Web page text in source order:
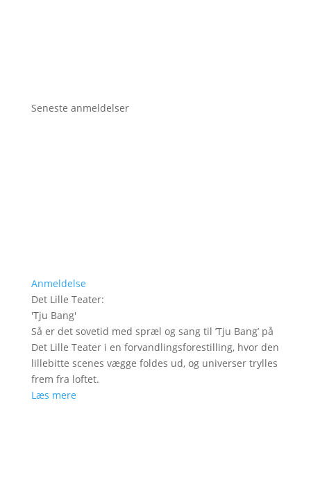
Seneste anmeldelser
Anmeldelse
Det Lille Teater:
'Tju Bang'
Så er det sovetid med spræl og sang til ’Tju Bang’ på
Det Lille Teater i en forvandlingsforestilling, hvor den
lillebitte scenes vægge foldes ud, og universer trylles
frem fra loftet.
Læs mere